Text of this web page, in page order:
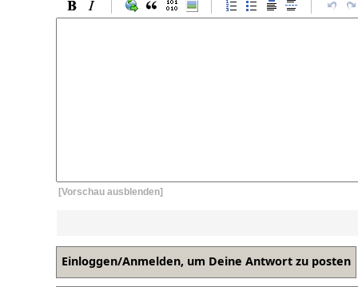
[Vorschau ausblenden]